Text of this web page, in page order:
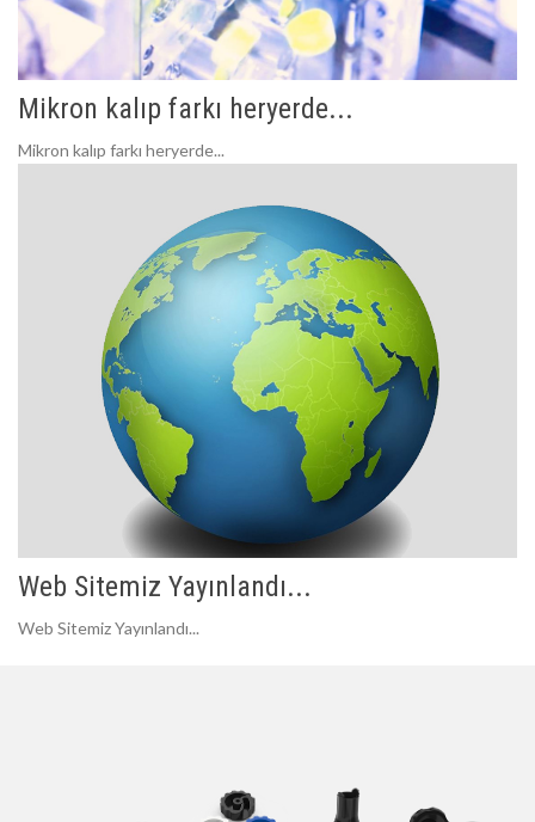
Mikron kalıp farkı heryerde...
Mikron kalıp farkı heryerde...
Web Sitemiz Yayınlandı...
Web Sitemiz Yayınlandı...